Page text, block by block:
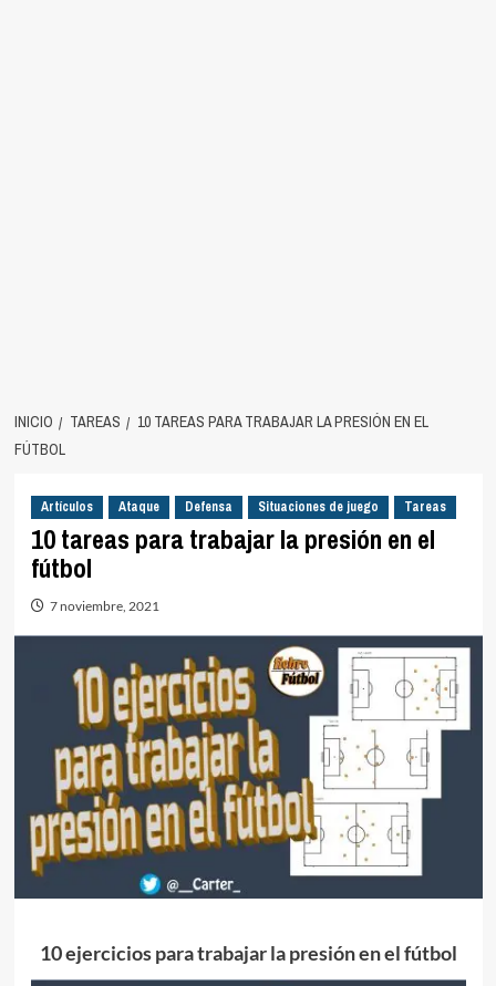
INICIO TAREAS
10 TAREAS PARA TRABAJAR LA PRESIÓN EN EL
FÚTBOL
Artículos Ataque Defensa Situaciones de juego Tareas
10 tareas para trabajar la presión en el
fútbol
7 noviembre, 2021
10 ejercicios para trabajar la presión en el fútbol